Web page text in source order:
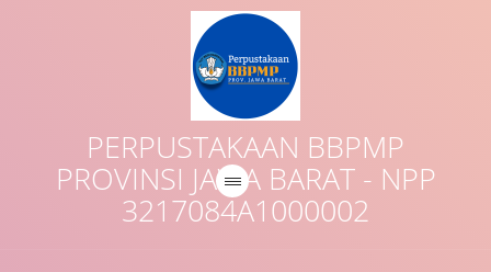
PERPUSTAKAAN BBPMP
PROVINSI JAWA BARAT - NPP
3217084A1000002